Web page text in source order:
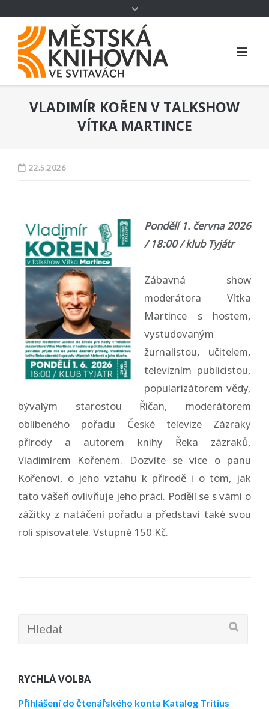
VLADIMÍR KOŘEN V TALKSHOW
VÍTKA MARTINCE
22.5.2026
Pondělí 1. června 2026
/ 18:00 / klub Tyjátr
Zábavná show
moderátora Vítka
Martince s hostem,
vystudovaným
žurnalistou, učitelem,
televizním publicistou,
popularizátorem vědy,
bývalým starostou Říčan, moderátorem
oblíbeného pořadu České televize Zázraky
přírody a autorem knihy Řeka zázraků,
Vladimírem Kořenem. Dozvíte se více o panu
Kořenovi, o jeho vztahu k přírodě i o tom, jak
tato vášeň ovlivňuje jeho práci. Podělí se s vámi o
zážitky z natáčení pořadu a představí také svou
roli spisovatele. Vstupné 150 Kč.
Hledat:
RYCHLÁ VOLBA
Přihlášení do čtenářského konta Katalog Tritius